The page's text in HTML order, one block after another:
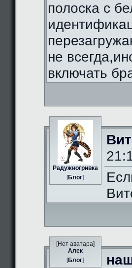
полоска с
не
включать
Радужногривка
[Блог]
[Нет аватара]
Алек
[Блог]